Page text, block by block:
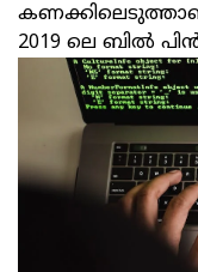
2019 ലെ ബില്‍